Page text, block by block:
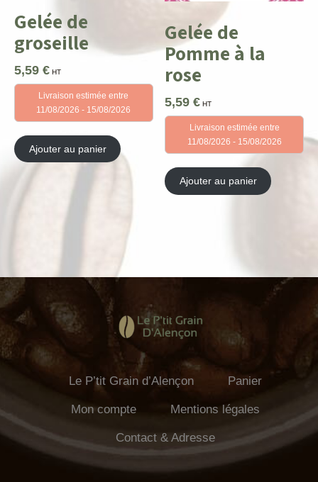
Gelée de
groseille
5,59 € HT
Livraison estimée entre
11/08/2026 - 15/08/2026
Ajouter au panier
Gelée de
Pomme à la
rose
5,59€ HT
Livraison estimée entre
11/08/2026 - 15/08/2026
Ajouter au panier
Le P’tit Grain d’Alençon Panier
Mon compte Mentions légales
Contact & Adresse